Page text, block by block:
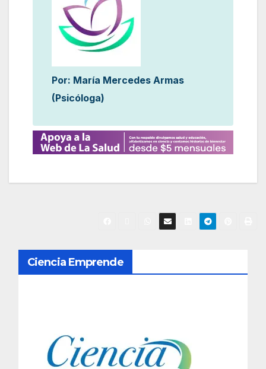
Por: María Mercedes Armas
(Psicóloga)
N
a
Ciencia Emprende